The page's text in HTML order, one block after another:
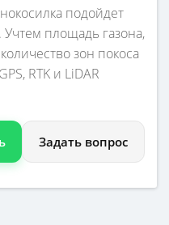
подойдет
площадь газона,
зон покоса
RTK и LiDAR
Задать вопрос